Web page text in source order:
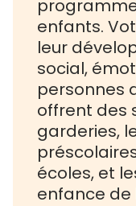
enfants.
leur
social,
personnes
offrent des
garderies,
écoles, et
enfance de